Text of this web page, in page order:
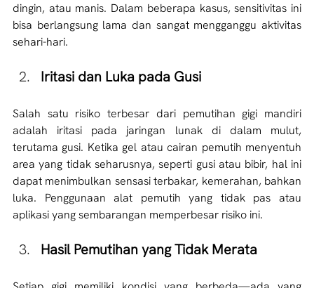
dingin, atau manis. Dalam beberapa kasus, sensitivitas ini
bisa berlangsung lama dan sangat mengganggu aktivitas
sehari-hari.
Iritasi dan Luka pada Gusi
Salah satu risiko terbesar dari pemutihan gigi mandiri
adalah iritasi pada jaringan lunak di dalam mulut,
terutama gusi. Ketika gel atau cairan pemutih menyentuh
area yang tidak seharusnya, seperti gusi atau bibir, hal ini
dapat menimbulkan sensasi terbakar, kemerahan, bahkan
luka. Penggunaan alat pemutih yang tidak pas atau
aplikasi yang sembarangan memperbesar risiko ini.
Hasil Pemutihan yang Tidak Merata